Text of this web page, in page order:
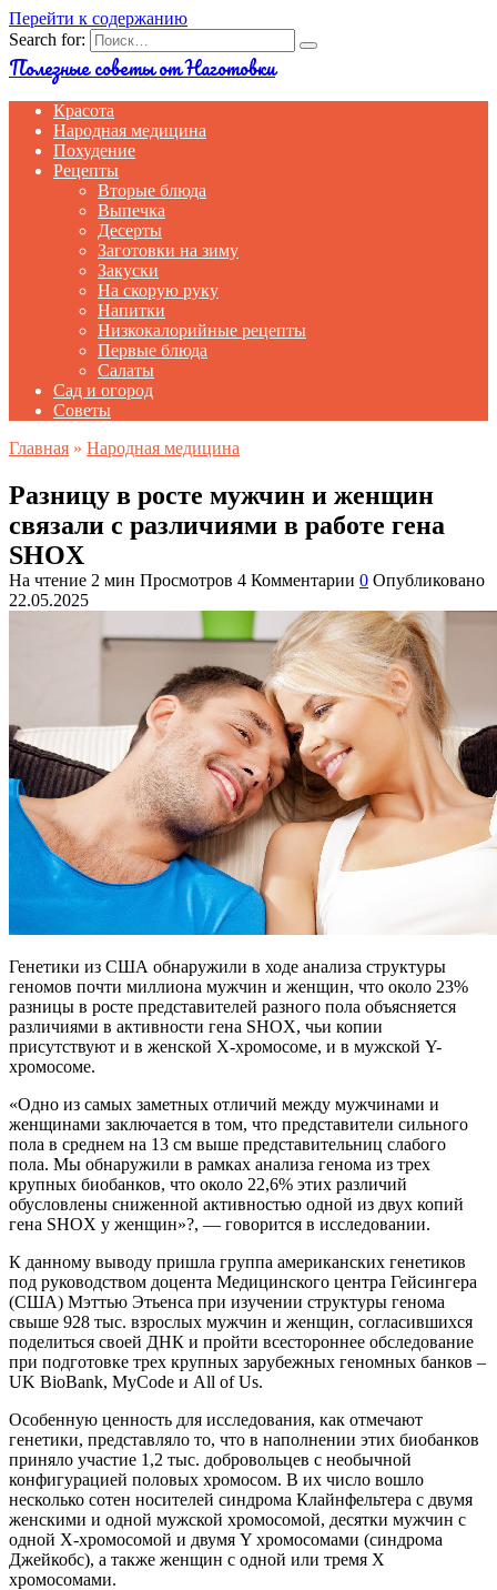
Перейти к содержанию
Search for:
Полезные советы от Наготовки
Красота
Народная медицина
Похудение
Рецепты
Вторые блюда
Выпечка
Десерты
Заготовки на зиму
Закуски
На скорую руку
Напитки
Низкокалорийные рецепты
Первые блюда
Салаты
Сад и огород
Советы
Главная » Народная медицина
Разницу в росте мужчин и женщин
связали с различиями в работе гена
SHOX
На чтение 2 мин Просмотров 4 Комментарии 0 Опубликовано
22.05.2025
Генетики из США обнаружили в ходе анализа структуры
геномов почти миллиона мужчин и женщин, что около 23%
разницы в росте представителей разного пола объясняется
различиями в активности гена SHOX, чьи копии
присутствуют и в женской Х-хромосоме, и в мужской Y-
хромосоме.
«Одно из самых заметных отличий между мужчинами и
женщинами заключается в том, что представители сильного
пола в среднем на 13 см выше представительниц слабого
пола. Мы обнаружили в рамках анализа генома из трех
крупных биобанков, что около 22,6% этих различий
обусловлены сниженной активностью одной из двух копий
гена SHOX у женщин»?, — говорится в исследовании.
К данному выводу пришла группа американских генетиков
под руководством доцента Медицинского центра Гейсингера
(США) Мэттью Этьенса при изучении структуры генома
свыше 928 тыс. взрослых мужчин и женщин, согласившихся
поделиться своей ДНК и пройти всестороннее обследование
при подготовке трех крупных зарубежных геномных банков –
UK BioBank, MyCode и All of Us.
Особенную ценность для исследования, как отмечают
генетики, представляло то, что в наполнении этих биобанков
приняло участие 1,2 тыс. добровольцев с необычной
конфигурацией половых хромосом. В их число вошло
несколько сотен носителей синдрома Клайнфельтера с двумя
женскими и одной мужской хромосомой, десятки мужчин с
одной X-хромосомой и двумя Y хромосомами (синдрома
Джейкобс), а также женщин с одной или тремя X
хромосомами.